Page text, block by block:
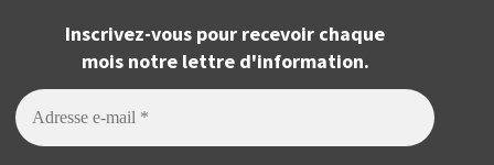
Inscrivez-vous pour recevoir chaque
mois notre lettre d'information.